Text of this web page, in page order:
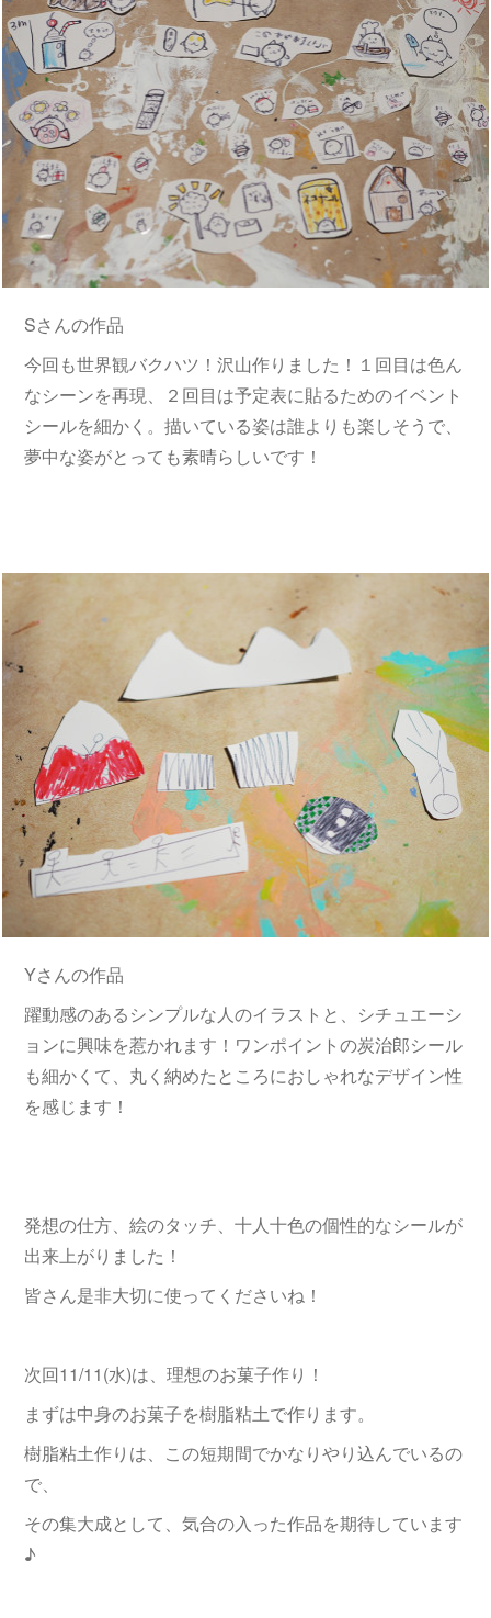
Sさんの作品
今回も世界観バクハツ！沢山作りました！１回目は色ん
なシーンを再現、２回目は予定表に貼るためのイベント
シールを細かく。描いている姿は誰よりも楽しそうで、
夢中な姿がとっても素晴らしいです！
Yさんの作品
躍動感のあるシンプルな人のイラストと、シチュエーシ
ョンに興味を惹かれます！ワンポイントの炭治郎シール
も細かくて、丸く納めたところにおしゃれなデザイン性
を感じます！
発想の仕方、絵のタッチ、十人十色の個性的なシールが
出来上がりました！
皆さん是非大切に使ってくださいね！
次回11/11(水)は、理想のお菓子作り！
まずは中身のお菓子を樹脂粘土で作ります。
樹脂粘土作りは、この短期間でかなりやり込んでいるの
で、
その集大成として、気合の入った作品を期待しています
♪